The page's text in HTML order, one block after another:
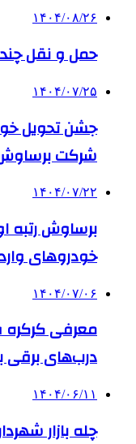
۱۴۰۴/۰۸/۲۶
حمل و نقل
۱۴۰۴/۰۷/۲۵
جشن تحویل
شرکت برساوش
۱۴۰۴/۰۷/۲۲
برساوش رتبه
خودروهای
۱۴۰۴/۰۷/۰۶
درب‌های برقی
۱۴۰۴/۰۶/۱۱
چله بازار شهرداری